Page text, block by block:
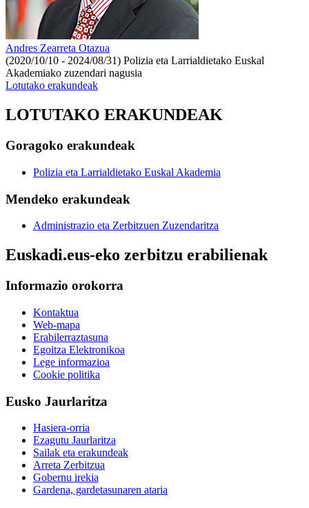
Andres Zearreta Otazua
(2020/10/10 - 2024/08/31) Polizia eta Larrialdietako Euskal
Akademiako zuzendari nagusia
Lotutako erakundeak
LOTUTAKO ERAKUNDEAK
Goragoko erakundeak
Polizia eta Larrialdietako Euskal Akademia
Mendeko erakundeak
Administrazio eta Zerbitzuen Zuzendaritza
Euskadi.eus-eko zerbitzu erabilienak
Informazio orokorra
Kontaktua
Web-mapa
Erabilerraztasuna
Egoitza Elektronikoa
Lege informazioa
Cookie politika
Eusko Jaurlaritza
Hasiera-orria
Ezagutu Jaurlaritza
Sailak eta erakundeak
Arreta Zerbitzua
Gobernu irekia
Gardena, gardetasunaren ataria